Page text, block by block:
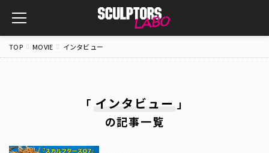
toggle
navigation
TOP MOVIE インタビュー
「 インタビュー 」
の記事一覧